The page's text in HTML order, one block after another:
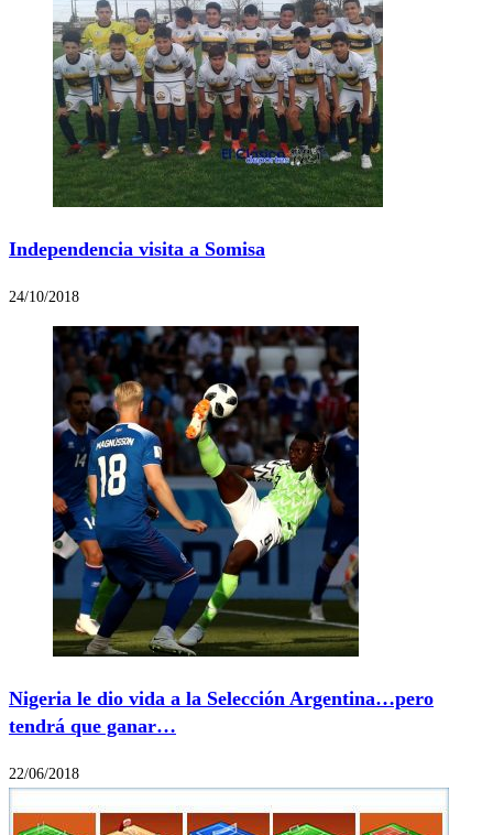
Independencia visita a Somisa
24/10/2018
Nigeria le dio vida a la Selección Argentina…pero
tendrá que ganar…
22/06/2018